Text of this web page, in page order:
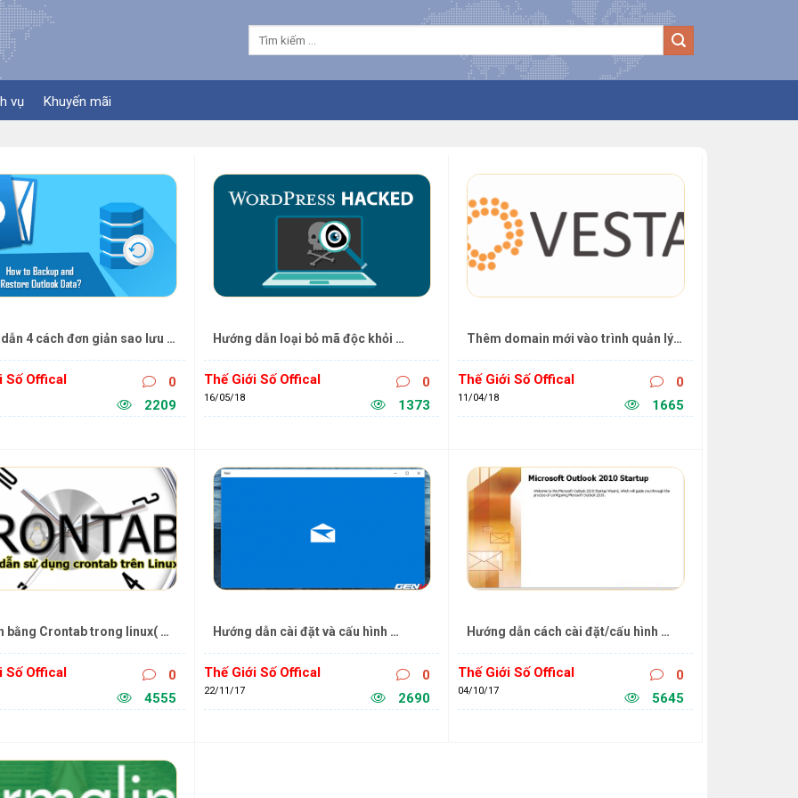
vụ Khuyến mãi
4 cách đơn giản sao lưu
Số Offical
0
2209
Hướng dẫn loại bỏ mã độc khỏi
Thế Giới Số Offical
16/05/18
0
1373
Thêm domain mới vào trình quản lý
Thế Giới Số Offical
11/04/18
0
1665
bằng Crontab trong linux(
Số Offical
0
4555
Hướng dẫn cài đặt và cấu hình
Thế Giới Số Offical
22/11/17
0
2690
Hướng dẫn cách cài đặt/cấu hình
Thế Giới Số Offical
04/10/17
0
5645